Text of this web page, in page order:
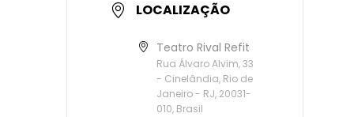
LOCALIZAÇÃO
Teatro Rival Refit
Rua Álvaro Alvim, 33
- Cinelândia, Rio de
Janeiro - RJ, 20031-
010, Brasil